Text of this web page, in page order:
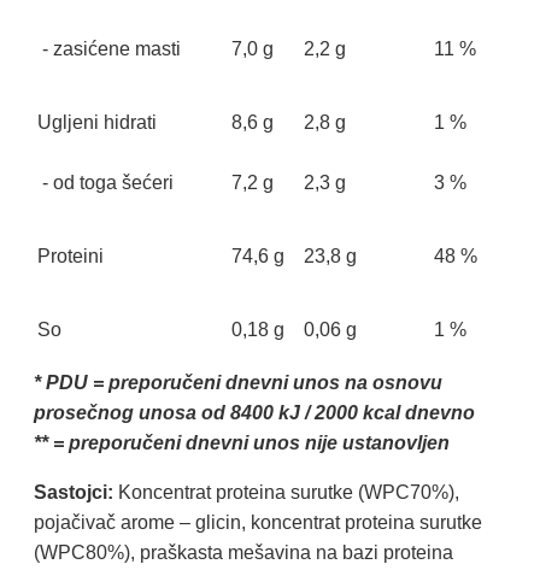
- zasićene masti 7,0 g 2,2 g 11 %
Ugljeni hidrati
- od toga šećeri
8,6 g
7,2 g
2,8 g
2,3 g
1 %
3 %
Proteini 74,6 g 23,8 g 48 %
So 0,18 g 0,06 g 1 %
* PDU = preporučeni dnevni unos na osnovu
prosečnog unosa od 8400 kJ / 2000 kcal dnevno
** = preporučeni dnevni unos nije ustanovljen
Sastojci: Koncentrat proteina surutke (WPC70%),
pojačivač arome – glicin, koncentrat proteina surutke
(WPC80%), praškasta mešavina na bazi proteina